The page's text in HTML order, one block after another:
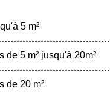
5 m²
de 5 m² jusqu'à 20m²
de 20 m²